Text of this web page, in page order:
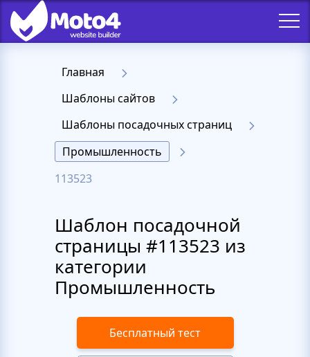
Главная
Шаблоны сайтов
Шаблоны посадочных страниц
Промышленность
113523
Шаблон посадочной
страницы #113523 из
категории
Промышленность
Бесплатный тест